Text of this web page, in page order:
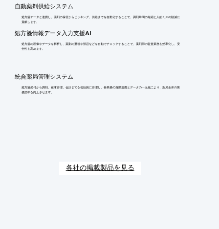
自動薬剤供給システム
処方箋データと連携し、薬剤の保管からピッキング、供給までを自動化することで、調剤時間の短縮と人的ミスの削減に
貢献します。
処方箋情報データ入力支援AI
処方箋の画像やデータを解析し、薬剤の重複や禁忌などを自動でチェックすることで、薬剤師の監査業務を効率化し、安
全性を高めます。
統合薬局管理システム
処方箋受付から調剤、在庫管理、会計までを包括的に管理し、各業務の自動連携とデータの一元化により、薬局全体の業
務効率を向上させます。
各社の掲載製品を見る